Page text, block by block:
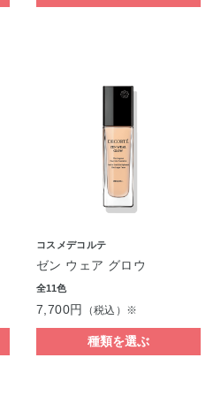
コスメデコルテ
ゼン ウェア グロウ
全11色
7,700円 （税込）※
種類を選ぶ